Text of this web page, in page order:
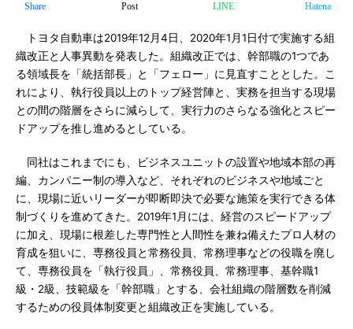
Share Post LINE Hatena
トヨタ自動車は2019年12月4日、2020年1月1日付で実施する組
織改正と人事異動を発表した。組織改正では、幹部職の1つであ
る領域長を「統括部長」と「フェロー」に見直すこととした。こ
れにより、執行役員以上のトップ経営陣と、実務を担当する現場
との間の階層をさらに減らして、実行力のさらなる強化とスピー
ドアップを推し進めるとしている。
同社はこれまでにも、ビジネスユニットの設置や地域本部の再
編、カンパニー制の導入など、それぞれのビジネスや地域ごと
に、現場に近いリーダーが即断即決で必要な施策を実行できる体
制づくりを進めてきた。2019年1月には、経営のスピードアップ
に加え、現場に根差した専門性と人間性を兼ね備えたプロ人材の
育成を狙いに、専務役員と常務役員、常務理事などの役職を廃し
て、専務役員を「執行役員」、常務役員、常務理事、基幹職1
級・2級、技範級を「幹部職」とする、会社組織の階層数を削減
するための役員体制変更と組織改正を実施している。